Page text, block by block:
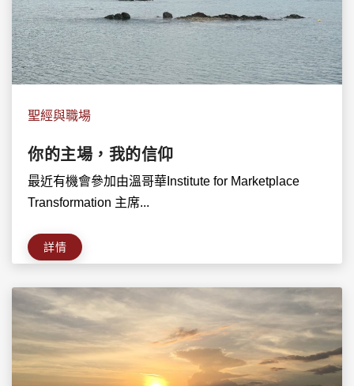
聖經與職場
你的主場，我的信仰
最近有機會參加由溫哥華Institute for Marketplace
Transformation 主席...
詳情